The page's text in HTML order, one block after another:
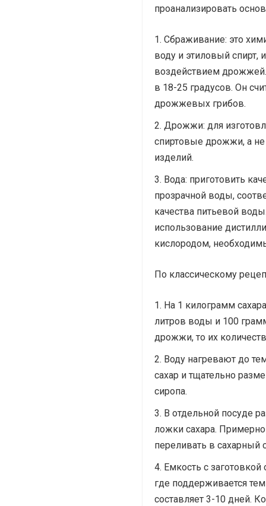
проанализировать
Сбраживание: это
воду и этиловый спирт,
воздействием
в 18-25 градусов. Он
дрожжевых грибов.
Дрожжи: для
спиртовые дрожжи, а
изделий.
Вода: приготовить
прозрачной воды,
качества питьевой
использование
кислородом,
По классическому
На 1 килограмм
литров воды и 100
дрожжи, то их
Воду нагревают до
сахар и тщательно
сиропа.
В отдельной посуде
ложки сахара.
переливать в сахарный
Емкость с
где поддерживается
составляет 3-10 дней.